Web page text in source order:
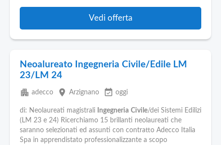
Vedi offerta
Neoalureato Ingegneria Civile/Edile LM
23/LM 24
apartment adecco place Arzignano event_available oggi
di: Neolaureati magistrali Ingegneria Civile/dei Sistemi Edilizi
(LM 23 e 24) Ricerchiamo 15 brillanti neolaureati che
saranno selezionati ed assunti con contratto Adecco Italia
Spa in apprendistato professionalizzante a scopo